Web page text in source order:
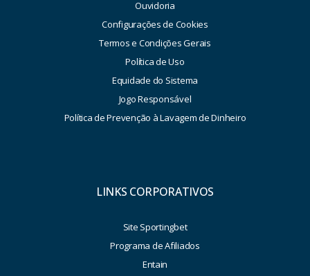
Ouvidoria
Configurações de Cookies
Termos e Condições Gerais
Política de Uso
Equidade do Sistema
Jogo Responsável
Política de Prevenção à Lavagem de Dinheiro
LINKS CORPORATIVOS
Site Sportingbet
Programa de Afiliados
Entain